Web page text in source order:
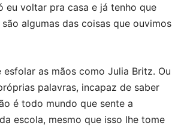
eu voltar pra casa e já tenho que
algumas das coisas que ouvimos
as mãos como Julia Britz. Ou
palavras, incapaz de saber
é todo mundo que sente a
escola, mesmo que isso lhe tome